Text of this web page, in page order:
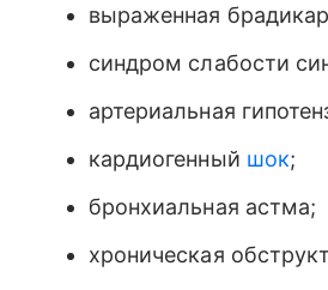
выраженная
синдром слабости
артериальная
кардиогенный шок;
бронхиальная астма;
хроническая